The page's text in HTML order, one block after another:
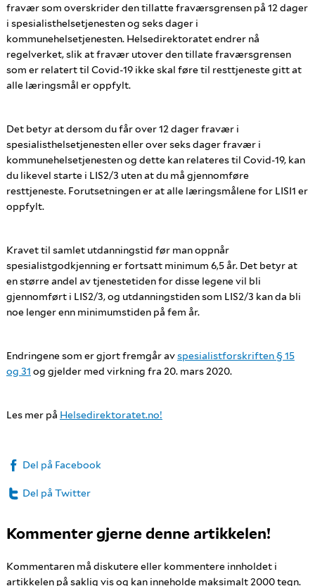
fravær som overskrider den tillatte fraværsgrensen på 12 dager
i spesialisthelsetjenesten og seks dager i
kommunehelsetjenesten. Helsedirektoratet endrer nå
regelverket, slik at fravær utover den tillate fraværsgrensen
som er relatert til Covid-19 ikke skal føre til resttjeneste gitt at
alle læringsmål er oppfylt.
Det betyr at dersom du får over 12 dager fravær i
spesialisthelsetjenesten eller over seks dager fravær i
kommunehelsetjenesten og dette kan relateres til Covid-19, kan
du likevel starte i LIS2/3 uten at du må gjennomføre
resttjeneste. Forutsetningen er at alle læringsmålene for LISI1 er
oppfylt.
Kravet til samlet utdanningstid før man oppnår
spesialistgodkjenning er fortsatt minimum 6,5 år. Det betyr at
en større andel av tjenestetiden for disse legene vil bli
gjennomført i LIS2/3, og utdanningstiden som LIS2/3 kan da bli
noe lenger enn minimumstiden på fem år.
Endringene som er gjort fremgår avspesialistforskriften § 15
og 31 og gjelder med virkning fra 20. mars 2020.
Les mer på Helsedirektoratet.no!
Del på Facebook
Del på Twitter
Kommenter gjerne denne artikkelen!
Kommentaren må diskutere eller kommentere innholdet i
artikkelen på saklig vis og kan inneholde maksimalt 2000 tegn.